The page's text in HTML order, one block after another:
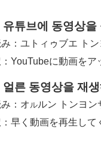
유튜브에 동영상
：ユトィゥブエ トン
YouTubeに動画をア
얼른 동영상을 재
：オ ル ルン トンヨン
早く動画を再生して